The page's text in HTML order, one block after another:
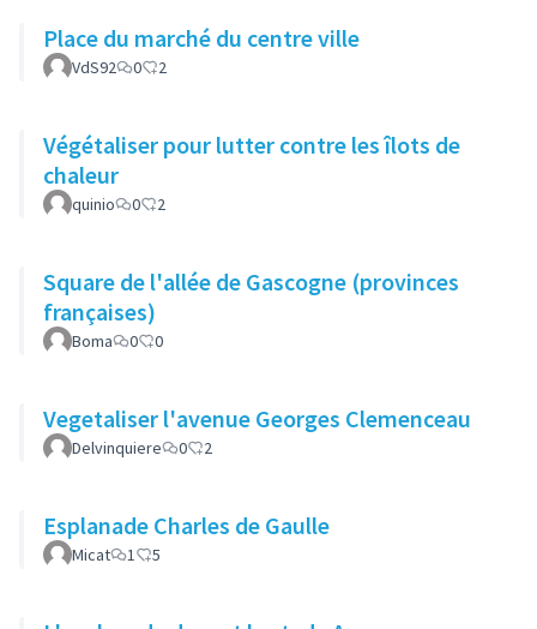
Place du marché du centre ville
VdS92 0 2
Végétaliser pour lutter contre les îlots de
chaleur
quinio 0 2
Square de l'allée de Gascogne (provinces
françaises)
Boma 0 0
Vegetaliser l'avenue Georges Clemenceau
Delvinquiere 0 2
Esplanade Charles de Gaulle
Micat 1 5